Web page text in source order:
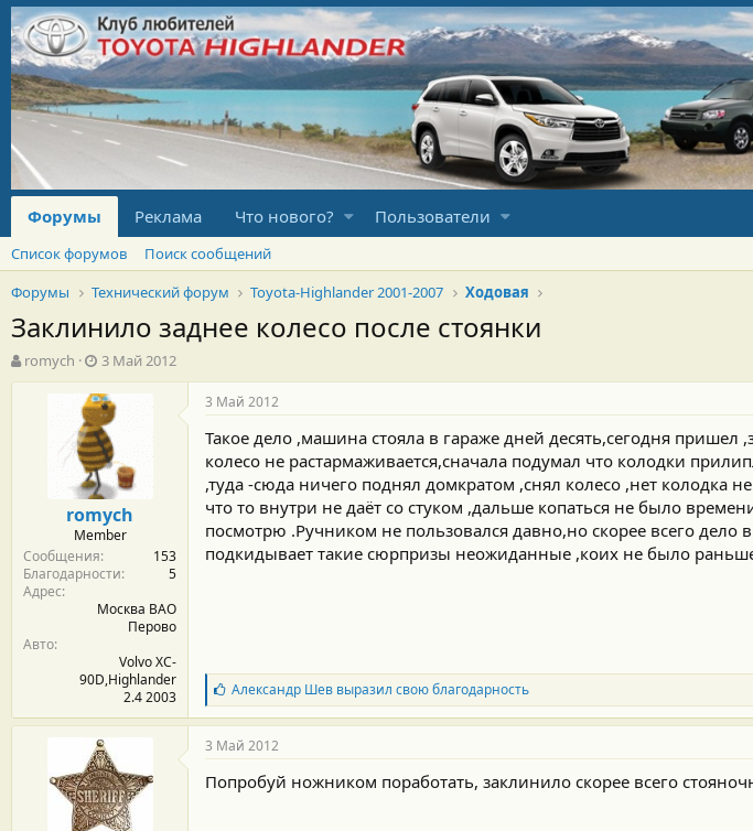
Форумы Реклама Что нового? Пользователи
Список форумов
Поиск сообщений
Форумы
Технический форум Toyota-Highlander 2001-2007 Ходовая
Заклинило заднее колесо после стоянки
А
в
romych
Д
а
т
а
н
а
ч
а
л
а
3 Май 2012
romych
Member
Сообщения
153
Благодарности
5
Адрес
Москва ВАО
Перово
Авто
Volvo XC-
90D,Highlander
2.4 2003
3 Май 2012
Такое дело ,машина стояла в гараже дней десять,сегодня пришел
колесо не растармаживается,сначала подумал что колодки
,туда -сюда ничего поднял домкратом ,снял колесо ,нет колодка
что то внутри не даёт со стуком ,дальше копаться не было
посмотрю .Ручником не пользовался давно,но скорее всего
подкидывает такие сюрпризы неожиданные ,коих не было
Б
л
а
г
о
д
а
Александр Шеввыразил свою благодарность
3 Май 2012
Попробуй ножником поработать, заклинило скорее всего